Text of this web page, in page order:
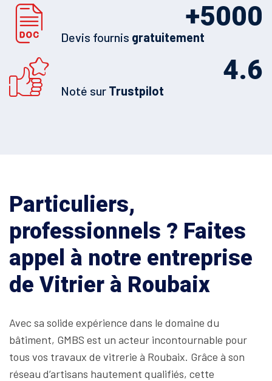
5000
+
Devis fournis gratuitement
4.6
Noté sur Trustpilot
Particuliers,
professionnels ? Faites
appel à notre entreprise
de Vitrier à Roubaix
Avec sa solide expérience dans le domaine du
bâtiment, GMBS est un acteur incontournable pour
tous vos travaux de vitrerie à Roubaix. Grâce à son
réseau d’artisans hautement qualifiés, cette